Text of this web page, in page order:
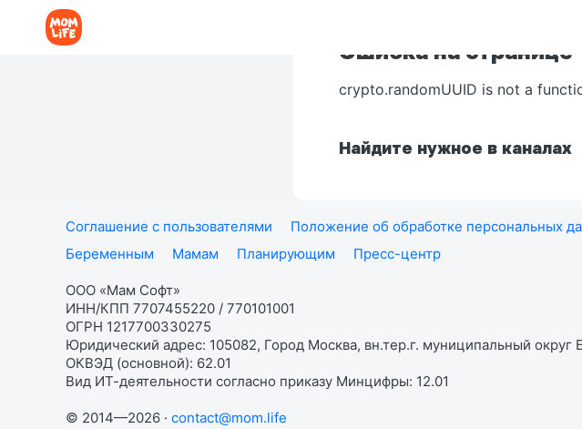
Ошибка на странице
crypto.randomUUID is not a
Найдите нужное в каналах
Соглашение с пользователями Положение об обработке персональных
Беременным
Мамам Планирующим Пресс-центр
ООО «Мам Софт»
ИНН/КПП 7707455220 / 770101001
ОГРН 1217700330275
Юридический адрес: 105082, Город Москва, вн.тер.г. муниципальный
ОКВЭД (основной): 62.01
Вид ИТ-деятельности согласно приказу Минцифры: 12.01
© 2014—2026 · contact@mom.life